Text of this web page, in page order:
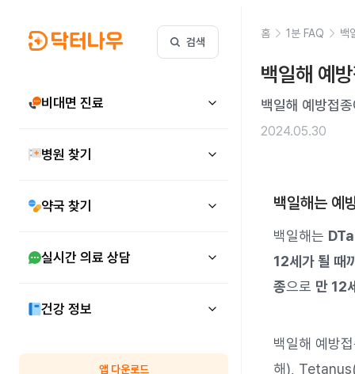
검색
비대면 진료
병원 찾기
약국 찾기
실시간 의료 상담
건강 정보
앱 다운로드
홈 1분 FAQ 백
백일해 예
백일해 예방접
2024.05.30
백일해는 예
백일해는
12세가 될 때
종으로 만 12
백일해 예방
해), Tetanus(